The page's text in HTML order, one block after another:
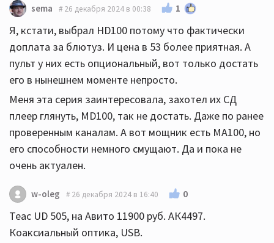
sema 26 декабря 2024 в 00:38 1
Я, кстати, выбрал HD100 потому что фактически
доплата за блютуз. И цена в 53 более приятная. А
пульт у них есть опциональный, вот только достать
его в нынешнем моменте непросто.
Меня эта серия заинтересовала, захотел их СД
плеер глянуть, MD100, так не достать. Даже по ранее
проверенным каналам. А вот мощник есть МА100, но
его способности немного смущают. Да и пока не
очень актуален.
w-oleg 26 декабря 2024 в 16:40 0
Teac UD 505, на Авито 11900 руб. АК4497.
Коаксиальный оптика, USB.